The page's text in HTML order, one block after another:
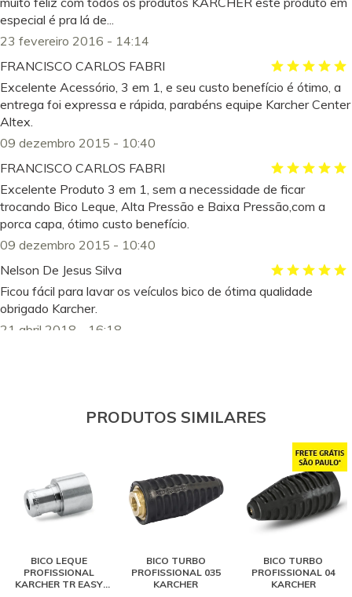
especial é pra lá de...
23 fevereiro 2016 - 14:14
FRANCISCO CARLOS FABRI
Excelente Acessório, 3 em 1, e seu custo benefício é ótimo, a
entrega foi expressa e rápida, parabéns equipe Karcher Center
Altex.
09 dezembro 2015 - 10:40
FRANCISCO CARLOS FABRI
Excelente Produto 3 em 1, sem a necessidade de ficar
trocando Bico Leque, Alta Pressão e Baixa Pressão,com a
porca capa, ótimo custo benefício.
09 dezembro 2015 - 10:40
Nelson De Jesus Silva
Ficou fácil para lavar os veículos bico de ótima qualidade
obrigado Karcher.
21 abril 2018 - 16:18
PRODUTOS SIMILARES
BICO LEQUE
PROFISSIONAL
KARCHER TR EASY
BICO TURBO
PROFISSIONAL 035
KARCHER
BICO TURBO
PROFISSIONAL 04
KARCHER